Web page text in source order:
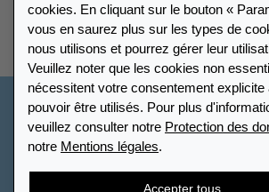
Trouver
cookies. En cliquant sur le bouton «
vous en saurez plus sur les types de
nous utilisons et pourrez gérer leur
Veuillez noter que les cookies non
nécessitent votre consentement explicite
pouvoir être utilisés. Pour plus
veuillez consulter notre Protection des
notre Mentions légales.
Accepter tous
France
Paramètres des cookies